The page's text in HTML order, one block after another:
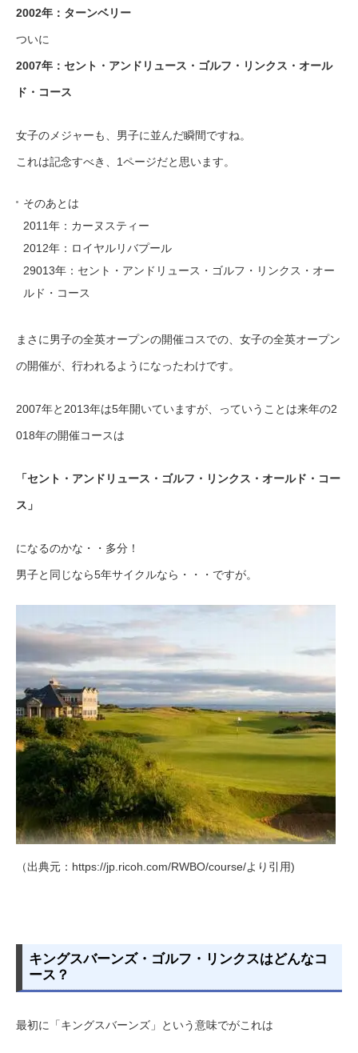
2002年：ターンベリー
ついに
2007年：セント・アンドリュース・ゴルフ・リンクス・オール
ド・コース
女子のメジャーも、男子に並んだ瞬間ですね。
これは記念すべき、1ページだと思います。
そのあとは
2011年：カーヌスティー
2012年：ロイヤルリバプール
29013年：セント・アンドリュース・ゴルフ・リンクス・オー
ルド・コース
まさに男子の全英オープンの開催コスでの、女子の全英オープン
の開催が、行われるようになったわけです。
2007年と2013年は5年開いていますが、っていうことは来年の2
018年の開催コースは
「セント・アンドリュース・ゴルフ・リンクス・オールド・コー
ス」
になるのかな・・多分！
男子と同じなら5年サイクルなら・・・ですが。
（出典元：https://jp.ricoh.com/RWBO/course/より引用)
キングスバーンズ・ゴルフ・リンクスはどんなコ
ース？
最初に「キングスバーンズ」という意味でがこれは